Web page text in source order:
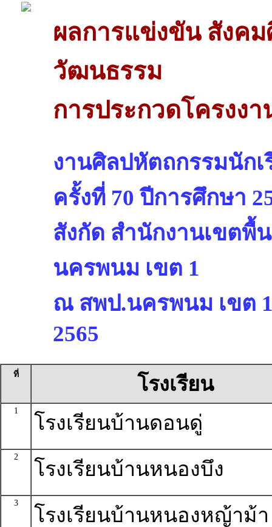
ผลการแข่งขัน สังค
วัฒนธรรม
การประกวดโครงง
งานศิลปหัตถกรรมนัก
ครั้งที่ 70 ปีการศึกษา
สังกัด สำนักงานเขตพื้
นครพนม เขต 1
ณ สพป.นครพนม เขต
2565
ที่ โรงเรียน
1
โรงเรียนบ้านดอนดู่
2
โรงเรียนบ้านหนองบึง
3
โรงเรียนบ้านหนองหญ้าม้า